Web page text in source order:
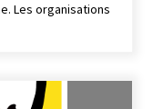
Les organisations